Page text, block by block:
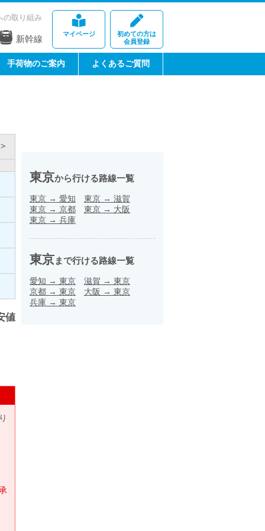
マイページ
初めての方は
会員登録
の取り組み
新幹線
手荷物のご案内 よくあるご質問
値
東京から行ける路線一覧
東京 → 愛知 東京 → 滋賀
東京 → 京都 東京 → 大阪
東京 → 兵庫
東京まで行ける路線一覧
愛知 → 東京 滋賀 → 東京
京都 → 東京 大阪 → 東京
兵庫 → 東京